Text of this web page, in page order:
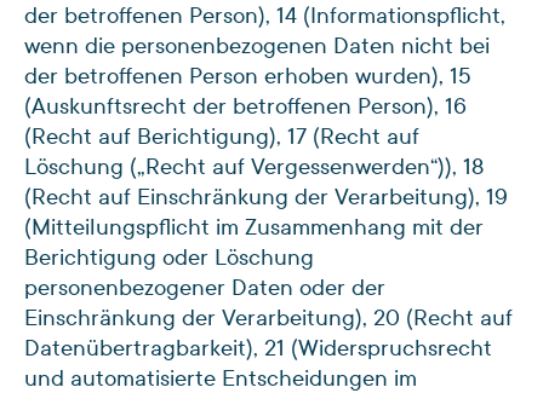
der betroffenen Person), 14 (Informationspflicht,
wenn die personenbezogenen Daten nicht bei
der betroffenen Person erhoben wurden), 15
(Auskunftsrecht der betroffenen Person), 16
(Recht auf Berichtigung), 17 (Recht auf
Löschung („Recht auf Vergessenwerden“)), 18
(Recht auf Einschränkung der Verarbeitung), 19
(Mitteilungspflicht im Zusammenhang mit der
Berichtigung oder Löschung
personenbezogener Daten oder der
Einschränkung der Verarbeitung), 20 (Recht auf
Datenübertragbarkeit), 21 (Widerspruchsrecht
und automatisierte Entscheidungen im